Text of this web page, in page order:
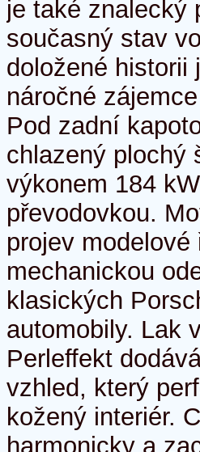
je také znalecký
současný stav
doložené
náročné
Pod zadní
chlazený plochý
výkonem 184
převodovkou.
projev
mechanickou
klasických
automobily. Lak
Perleffekt
vzhled, který
kožený interiér.
harmonicky a